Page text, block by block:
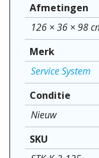
Afmetingen
126 × 36 × 98
Merk
Service System
Conditie
Nieuw
SKU